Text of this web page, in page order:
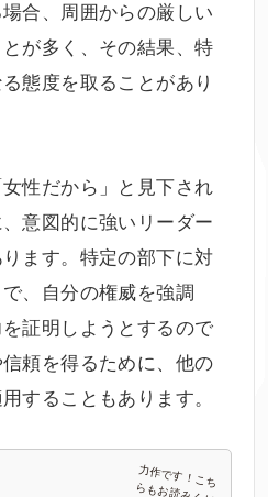
合、周囲からの厳しい
が多く、その結果、特
態度を取ることがあり
性だから」と見下され
意図的に強いリーダー
ます。特定の部下に対
、自分の権威を強調
証明しようとするので
頼を得るために、他の
することもあります。